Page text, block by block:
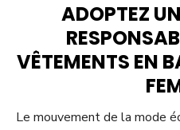
ADOPTEZ
VÊTEMENTS EN
Le mouvement de la mode